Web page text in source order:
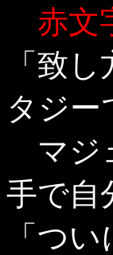
赤文
「致
タジ
マジ
手で自
「つ